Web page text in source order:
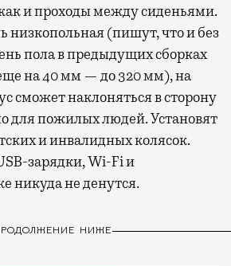
и проходы между сиденьями.
низкопольная (пишут, что и без
пола в предыдущих сборках
на 40 мм — до 320 мм), на
сможет наклоняться в сторону
для пожилых людей. Установят
и инвалидных колясок.
зарядки, Wi-Fi и
никуда не денутся.
НИЖЕ